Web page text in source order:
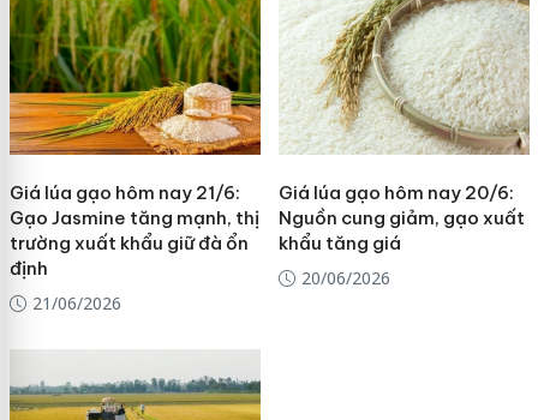
Giá lúa gạo hôm nay 21/6:
Gạo Jasmine tăng mạnh, thị
trường xuất khẩu giữ đà ổn
định
21/06/2026
Giá lúa gạo hôm nay 20/6:
Nguồn cung giảm, gạo xuất
khẩu tăng giá
20/06/2026